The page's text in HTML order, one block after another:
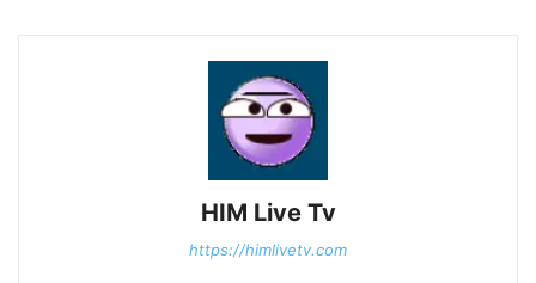
HIM Live Tv
https://himlivetv.com